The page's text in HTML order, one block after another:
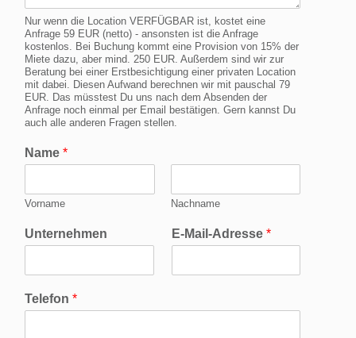
Nur wenn die Location VERFÜGBAR ist, kostet eine
Anfrage 59 EUR (netto) - ansonsten ist die Anfrage
kostenlos. Bei Buchung kommt eine Provision von 15% der
Miete dazu, aber mind. 250 EUR. Außerdem sind wir zur
Beratung bei einer Erstbesichtigung einer privaten Location
mit dabei. Diesen Aufwand berechnen wir mit pauschal 79
EUR. Das müsstest Du uns nach dem Absenden der
Anfrage noch einmal per Email bestätigen. Gern kannst Du
auch alle anderen Fragen stellen.
Name *
Vorname Nachname
Unternehmen E-Mail-Adresse *
Telefon *